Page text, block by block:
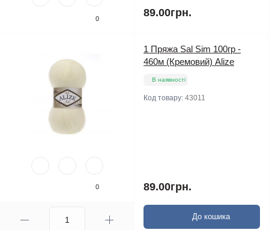
0 89.00грн.
0
1 Пряжа Sal Sim 100гр -
460м (Кремовий) Alize
В наявності
Код товару: 43011
89.00грн.
До кошика